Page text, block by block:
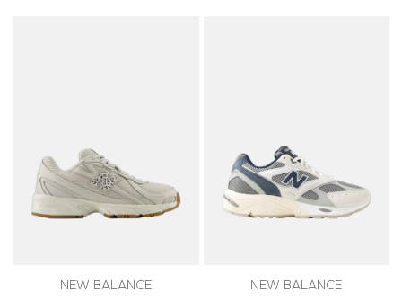
NEW BALANCE
NEW BALANCE